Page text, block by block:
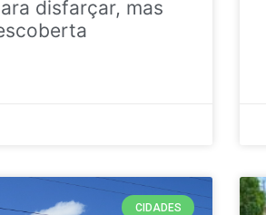
disfarçar, mas
CIDADES